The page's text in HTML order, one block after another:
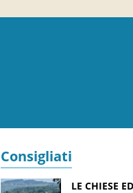
Consigliati
LE CHIESE